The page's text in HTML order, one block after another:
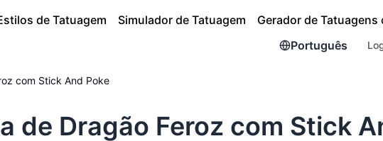
Português
de Tatuagem Simulador de Tatuagem Gerador de Tatuagens
com Stick And Poke
de Dragão Feroz com Stick